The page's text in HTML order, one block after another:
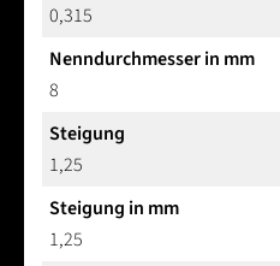
0,315
Nenndurchmesser in mm
8
Steigung
1,25
Steigung in mm
1,25